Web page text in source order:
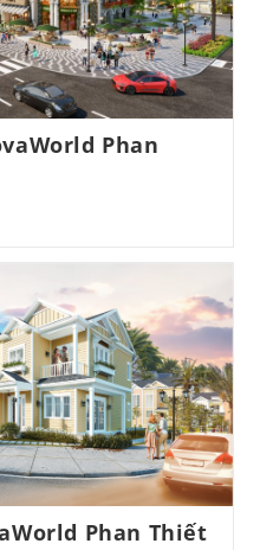
Phan
Phan Thiết